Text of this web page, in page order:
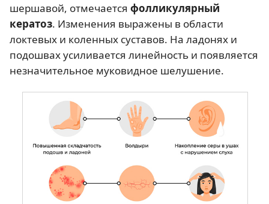
шершавой, отмечается фолликулярный
кератоз. Изменения выражены в области
локтевых и коленных суставов. На ладонях и
подошвах усиливается линейность и появляется
незначительное муковидное шелушение.